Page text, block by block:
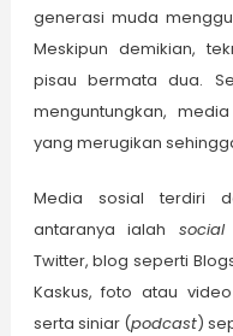
generasi muda
Meskipun demikian,
pisau bermata dua.
menguntungkan,
yang merugikan
Media sosial terdiri
antaranya ialah social
Twitter, blog seperti
Kaskus, foto atau
serta siniar (podcast)